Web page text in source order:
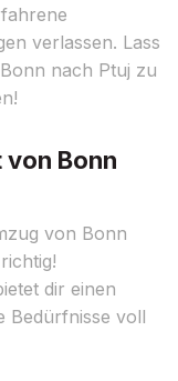
verlassen. Lass
nach Ptuj zu
Bonn
von Bonn
dir einen
Bedürfnisse voll